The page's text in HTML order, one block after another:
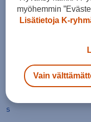
30,90 €
Fat Pipe
s
myöhemmin
Lisätietoja K-
Vain